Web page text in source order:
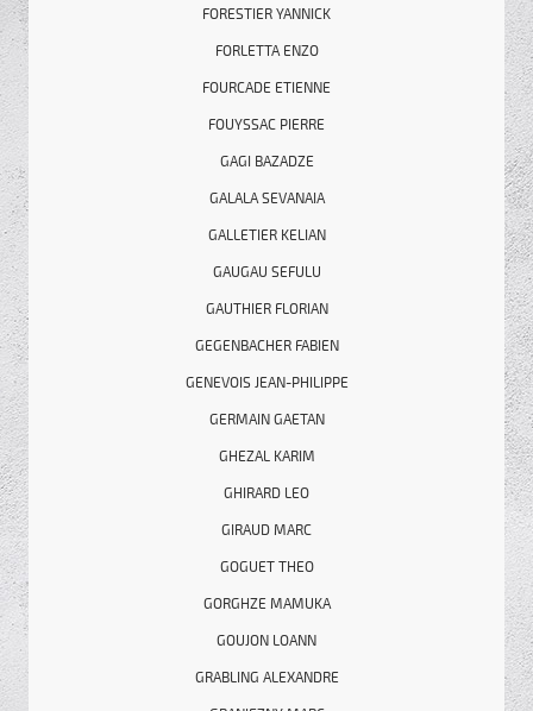
FORESTIER YANNICK
FORLETTA ENZO
FOURCADE ETIENNE
FOUYSSAC PIERRE
GAGI BAZADZE
GALALA SEVANAIA
GALLETIER KELIAN
GAUGAU SEFULU
GAUTHIER FLORIAN
GEGENBACHER FABIEN
GENEVOIS JEAN-PHILIPPE
GERMAIN GAETAN
GHEZAL KARIM
GHIRARD LEO
GIRAUD MARC
GOGUET THEO
GORGHZE MAMUKA
GOUJON LOANN
GRABLING ALEXANDRE